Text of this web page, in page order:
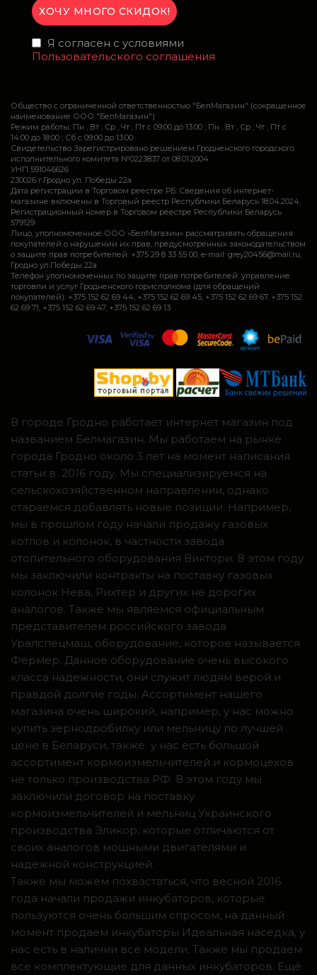
Я согласен с условиями
Пользовательского соглашения
Общество с ограниченной ответственностью "БелМагазин" (сокращенное
наименование ООО "БелМагазин")
Режим работы: Пн , Вт , Ср , Чт , Пт c 09:00 до 13:00 ; Пн , Вт , Ср , Чт , Пт c
14:00 до 18:00 ; Сб c 09:00 до 13:00
Свидетельство Зарегистрировано решением Гродненского городского
исполнительного комитета №0223837 от 08.01.2004
УНП 591046626
230026 г.Гродно ул. Победы 22а
Дата регистрации в Торговом реестре РБ: Сведения об интернет-
магазине включены в Торговый реестр Республики Беларусь 18.04.2024,
Регистрационный номер в Торговом реестре Республики Беларусь
579129
Лицо, уполномоченное ООО «БелМагазин» рассматривать обращения
покупателей о нарушении их прав, предусмотренных законодательством
о защите прав потребителей: +375 29 8 33 55 00, e-mail: grey20456@mail.ru,
Гродно ул.Победы 22а
Телефон уполномоченных по защите прав потребителей: управление
торговли и услуг Гродненского горисполкома (для обращений
покупателей): +375 152 62 69 44, +375 152 62 69 45, +375 152 62 69 67, +375 152
62 69 71, +375 152 62 69 47, +375 152 62 69 13
В городе Гродно работает интернет магазин под
названием Белмагазин. Мы работаем на рынке
города Гродно около 3 лет на момент написания
статьи в 2016 году. Мы специализируемся на
сельскохозяйственном направлении, однако
стараемся добавлять новые позиции. Например,
мы в прошлом году начали продажу газовых
котлов и колонок, в частности завода
отопительного оборудования Виктори. В этом году
мы заключили контракты на поставку газовых
колонок Нева, Рихтер и других не дорогих
аналогов. Также мы являемся официальным
представителем российского завода
Уралспецмаш, оборудование, которое называется
Фермер. Данное оборудование очень высокого
класса надежности, они служит людям верой и
правдой долгие годы. Ассортимент нашего
магазина очень широкий, например, у нас можно
купить зернодробилку или мельницу по лучшей
цене в Беларуси, также у нас есть большой
ассортимент кормоизмельчителей и кормоцехов
не только производства РФ. В этом году мы
заключили договор на поставку
кормоизмельчителей и мельниц Украинского
производства Эликор, которые отличаются от
своих аналогов мощными двигателями и
надежной конструкцией.
Также мы можем похвастаться, что весной 2016
года начали продажи инкубаторов, которые
пользуются очень большим спросом, на данный
момент продаем инкубаторы Идеальная наседка, у
нас есть в наличии все модели. Также мы продаем
все комплектующие для данных инкубаторов. Ещё